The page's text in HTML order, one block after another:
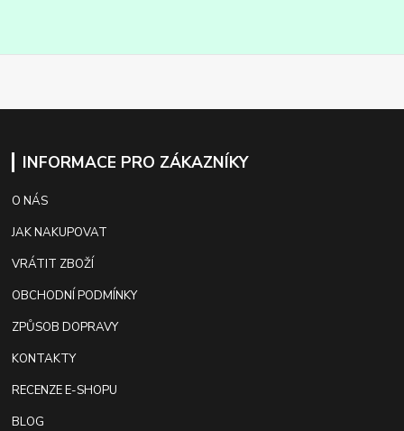
INFORMACE PRO ZÁKAZNÍKY
O NÁS
JAK NAKUPOVAT
VRÁTIT ZBOŽÍ
OBCHODNÍ PODMÍNKY
ZPŮSOB DOPRAVY
KONTAKTY
RECENZE E-SHOPU
BLOG